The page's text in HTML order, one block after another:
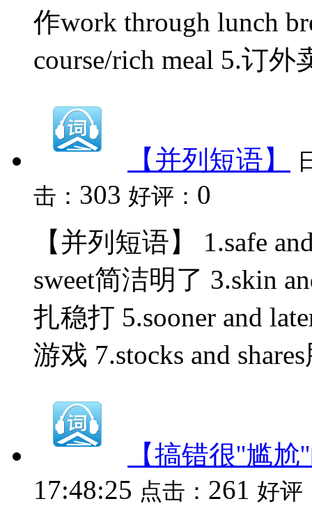
作work through lunch
course/rich meal 5.订外
【并列短语】
击： 303 好评： 0
【并列短语】 1.safe
sweet简洁明了 3.skin
扎稳打 5.sooner and
游戏 7.stocks and
【搞错很''尴
17:48:25 点击： 261 好评